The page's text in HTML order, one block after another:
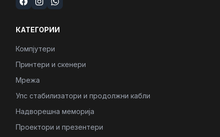
КАТЕГОРИИ
Компјутери
Принтери и скенери
Мрежа
Упс стабилизатори и продолжни кабли
Надворешна меморија
Проектори и презентери